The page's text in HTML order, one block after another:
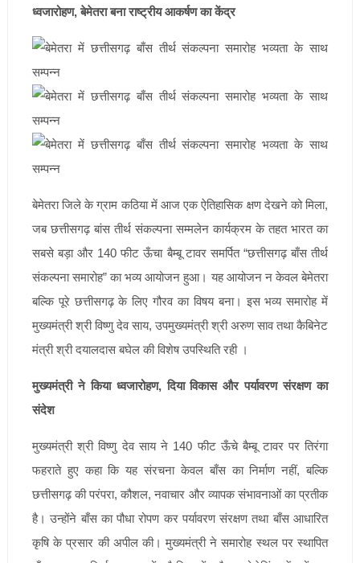
ध्वजारोहण, बेमेतरा बना राष्ट्रीय आकर्षण का केंद्र
बेमेतरा जिले के ग्राम कठिया में आज एक ऐतिहासिक क्षण देखने को मिला,
जब छत्तीसगढ़ बांस तीर्थ संकल्पना सम्मलेन कार्यक्रम के तहत भारत का
सबसे बड़ा और 140 फीट ऊँचा बैम्बू टावर समर्पित “छत्तीसगढ़ बाँस तीर्थ
संकल्पना समारोह” का भव्य आयोजन हुआ। यह आयोजन न केवल बेमेतरा
बल्कि पूरे छत्तीसगढ़ के लिए गौरव का विषय बना। इस भव्य समारोह में
मुख्यमंत्री श्री विष्णु देव साय, उपमुख्यमंत्री श्री अरुण साव तथा कैबिनेट
मंत्री श्री दयालदास बघेल की विशेष उपस्थिति रही ।
मुख्यमंत्री ने किया ध्वजारोहण, दिया विकास और पर्यावरण संरक्षण का
संदेश
मुख्यमंत्री श्री विष्णु देव साय ने 140 फीट ऊँचे बैम्बू टावर पर तिरंगा
फहराते हुए कहा कि यह संरचना केवल बाँस का निर्माण नहीं, बल्कि
छत्तीसगढ़ की परंपरा, कौशल, नवाचार और व्यापक संभावनाओं का प्रतीक
है। उन्होंने बाँस का पौधा रोपण कर पर्यावरण संरक्षण तथा बाँस आधारित
कृषि के प्रसार की अपील की। मुख्यमंत्री ने समारोह स्थल पर स्थापित